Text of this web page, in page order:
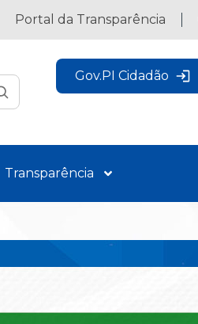
Portal da Transparência
Gov.PI Cidadão
Transparência